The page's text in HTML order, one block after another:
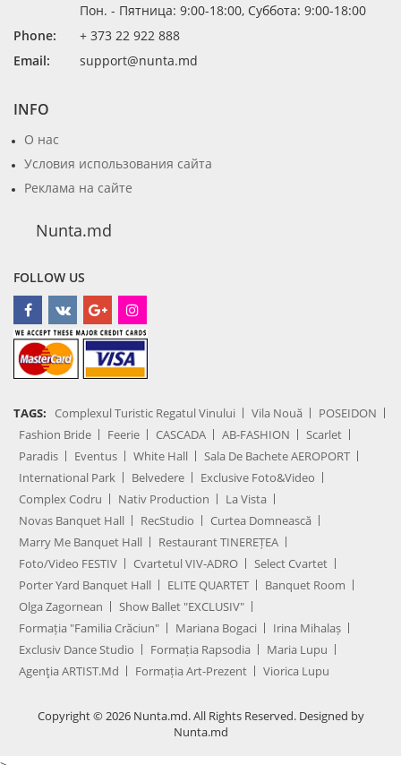
Пон. - Пятница: 9:00-18:00, Суббота: 9:00-18:00
Phone:
+ 373 22 922 888
Email:
support@nunta.md
INFO
О нас
Условия использования сайта
Реклама на сайте
Nunta.md
FOLLOW US
TAGS: Complexul Turistic Regatul Vinului Vila Nouă
POSEIDON
Fashion Bride
Feerie CASCADA AB-FASHION
Scarlet
Paradis
Eventus White Hall
Sala De Bachete AEROPORT
International Park
Belvedere
Exclusive Foto&Video
Complex Codru
Nativ Production
La Vista
Novas Banquet Hall
RecStudio
Curtea Domnească
Marry Me Banquet Hall
Restaurant TINEREȚEA
Foto/Video FESTIV
Cvartetul VIV-ADRO
Select Cvartet
Porter Yard Banquet Hall
ELITE QUARTET
Banquet Room
Olga Zagornean
Show Ballet "EXCLUSIV"
Formația "Familia Crăciun"
Mariana Bogaci
Irina Mihalaș
Exclusiv Dance Studio
Formația Rapsodia
Maria Lupu
Agenţia ARTIST.md
Formația Art-Prezent Viorica Lupu
Copyright © 2026 Nunta.md. All Rights Reserved. Designed by
Nunta.md